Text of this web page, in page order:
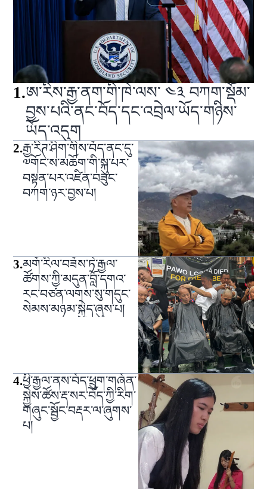
1.ཨ་རིས་རྒྱ་ནག་གི་ཁེ་ལས་ ༤༣ བཀག་སྡོམ་
བྱས་པའི་ནང་བོད་དང་འབྲེལ་ཡོད་གཉིས་
ཡོད་འདུག
2.རྒྱ་རིཊ་ཤིག་གིས་བོད་ནང་དུ་
༧གོང་ས་མཆོག་གི་སྐུ་པར་
བསྟན་པར་འཛིན་བཟུང་
བཀག་ཉར་བྱས་པ།
3.མགོ་རིལ་བཟོས་ཏེ་རྒྱལ་
ཚོགས་ཀྱི་མདུན་བློ་དགའ་
རང་བཙན་ལགས་སུ་གདུང་
སེམས་མཉམ་སྐྱེད་ཞུས་པ།
4.ཕྱི་རྒྱལ་ནས་བོད་ཕྲུག་གཞོན་
སྐྱེས་ཚོས་རྡ་སར་བོད་ཀྱི་རིག་
གཞུང་སྦྱོང་བརྡར་ལ་ཞུགས་
པ།